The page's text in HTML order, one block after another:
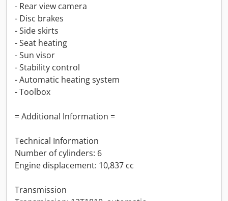
- Rear view camera
- Disc brakes
- Side skirts
- Seat heating
- Sun visor
- Stability control
- Automatic heating system
- Toolbox
= Additional Information =
Technical Information
Number of cylinders: 6
Engine displacement: 10,837 cc
Transmission